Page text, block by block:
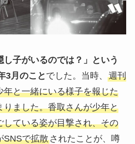
し子がいるのでは？」という
3月のこと でした。当時、 週刊
年と一緒にいる様子を報じた
りました。香取さんが少年と
している姿が目撃され、その
SNSで拡散されたことが、噂